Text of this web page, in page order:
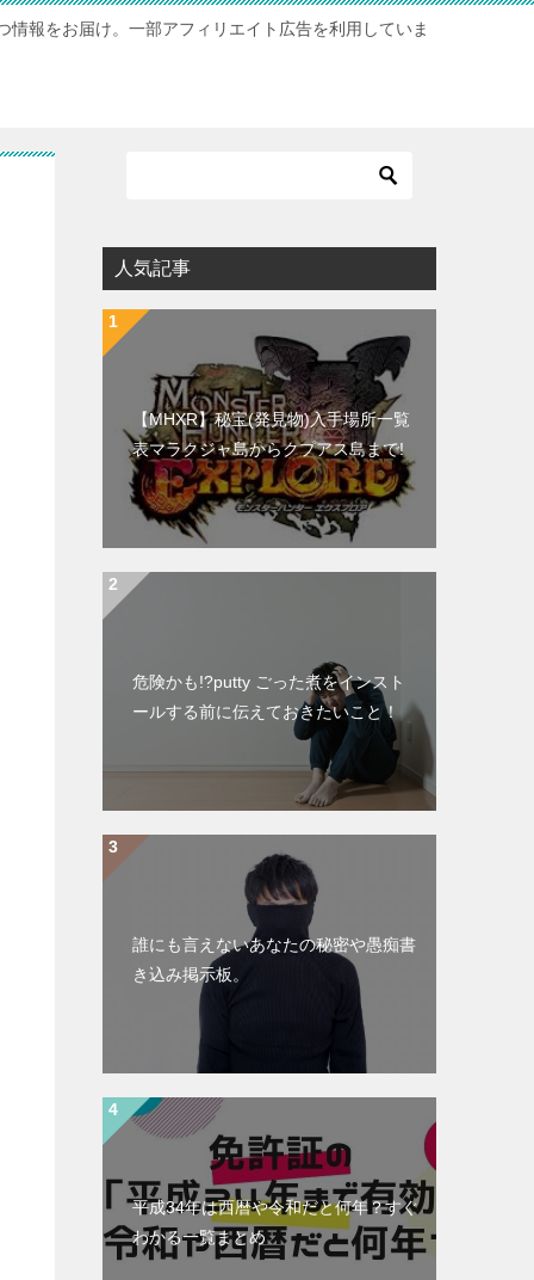
情報をお届け。一部アフィリエイト広告を利用していま
人気記事
【MHXR】秘宝(発見物)入手場所一覧
表マラクジャ島からクプアス島まで!
危険かも!?putty ごった煮をインスト
ールする前に伝えておきたいこと！
誰にも言えないあなたの秘密や愚痴書
き込み掲示板。
平成34年は西暦や令和だと何年？すぐ
わかる一覧まとめ